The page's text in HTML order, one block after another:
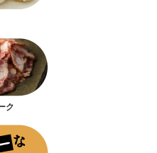
ク